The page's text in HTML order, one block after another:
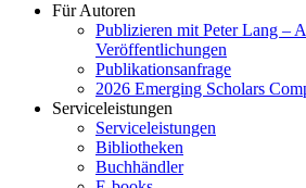
Für Autoren
Publizieren mit Peter Lang –
Veröffentlichungen
Publikationsanfrage
2026 Emerging Scholars
Serviceleistungen
Serviceleistungen
Bibliotheken
Buchhändler